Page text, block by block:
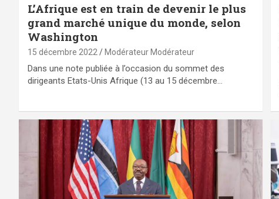
L’Afrique est en train de devenir le plus
grand marché unique du monde, selon
Washington
15 décembre 2022 Modérateur Modérateur
Dans une note publiée à l’occasion du sommet des
dirigeants Etats-Unis Afrique (13 au 15 décembre…